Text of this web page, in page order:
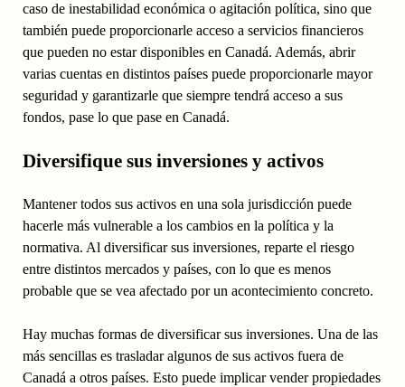
caso de inestabilidad económica o agitación política, sino que
también puede proporcionarle acceso a servicios financieros
que pueden no estar disponibles en Canadá. Además, abrir
varias cuentas en distintos países puede proporcionarle mayor
seguridad y garantizarle que siempre tendrá acceso a sus
fondos, pase lo que pase en Canadá.
Diversifique sus inversiones y activos
Mantener todos sus activos en una sola jurisdicción puede
hacerle más vulnerable a los cambios en la política y la
normativa. Al diversificar sus inversiones, reparte el riesgo
entre distintos mercados y países, con lo que es menos
probable que se vea afectado por un acontecimiento concreto.
Hay muchas formas de diversificar sus inversiones. Una de las
más sencillas es trasladar algunos de sus activos fuera de
Canadá a otros países. Esto puede implicar vender propiedades